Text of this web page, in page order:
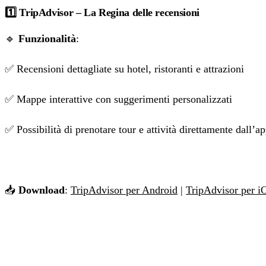
1️⃣ TripAdvisor – La Regina delle recensioni
🔹 Funzionalità:
✅ Recensioni dettagliate su hotel, ristoranti e attrazioni
✅ Mappe interattive con suggerimenti personalizzati
✅ Possibilità di prenotare tour e attività direttamente
📥 Download: TripAdvisor per Android | TripAdvisor per